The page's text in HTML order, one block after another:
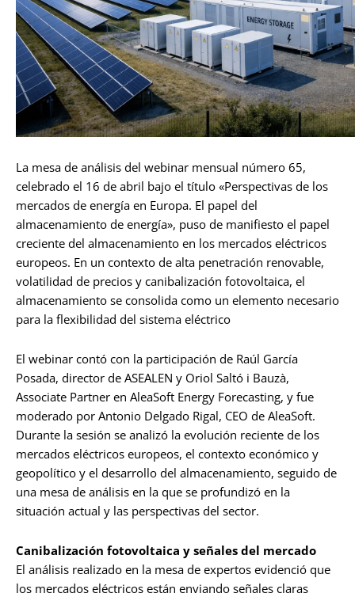
La mesa de análisis del webinar mensual número 65,
celebrado el 16 de abril bajo el título «Perspectivas de los
mercados de energía en Europa. El papel del
almacenamiento de energía», puso de manifiesto el papel
creciente del almacenamiento en los mercados eléctricos
europeos. En un contexto de alta penetración renovable,
volatilidad de precios y canibalización fotovoltaica, el
almacenamiento se consolida como un elemento necesario
para la flexibilidad del sistema eléctrico
El webinar contó con la participación de Raúl García
Posada, director de ASEALEN y Oriol Saltó i Bauzà,
Associate Partner en AleaSoft Energy Forecasting, y fue
moderado por Antonio Delgado Rigal, CEO de AleaSoft.
Durante la sesión se analizó la evolución reciente de los
mercados eléctricos europeos, el contexto económico y
geopolítico y el desarrollo del almacenamiento, seguido de
una mesa de análisis en la que se profundizó en la
situación actual y las perspectivas del sector.
Canibalización fotovoltaica y señales del mercado
El análisis realizado en la mesa de expertos evidenció que
los mercados eléctricos están enviando señales claras